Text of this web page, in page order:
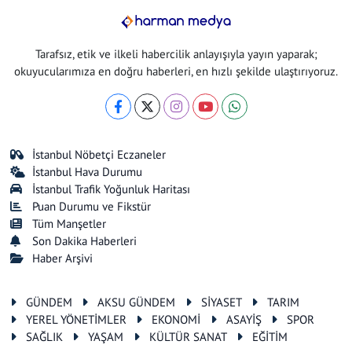
Tarafsız, etik ve ilkeli habercilik anlayışıyla yayın yaparak;
okuyucularımıza en doğru haberleri, en hızlı şekilde ulaştırıyoruz.
İstanbul Nöbetçi Eczaneler
İstanbul Hava Durumu
İstanbul Trafik Yoğunluk Haritası
Puan Durumu ve Fikstür
Tüm Manşetler
Son Dakika Haberleri
Haber Arşivi
GÜNDEM AKSU GÜNDEM SİYASET
TARIM
YEREL YÖNETİMLER
EKONOMİ ASAYİŞ
SPOR
SAĞLIK
YAŞAM KÜLTÜR SANAT EĞİTİM